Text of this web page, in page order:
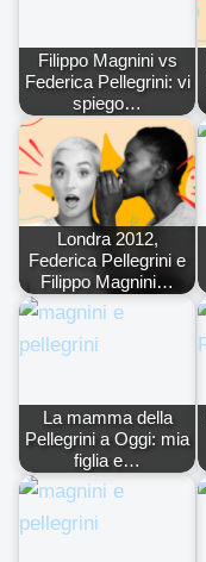
Filippo Magnini vs
Federica Pellegrini: vi
spiego…
Londra 2012,
Federica Pellegrini e
Filippo Magnini…
La mamma della
Pellegrini a Oggi: mia
figlia e…